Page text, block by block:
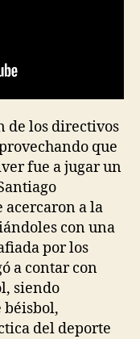
de los directivos
que
fue a jugar un
acercaron a la
con una
por los
a contar con
siendo
béisbol,
del deporte